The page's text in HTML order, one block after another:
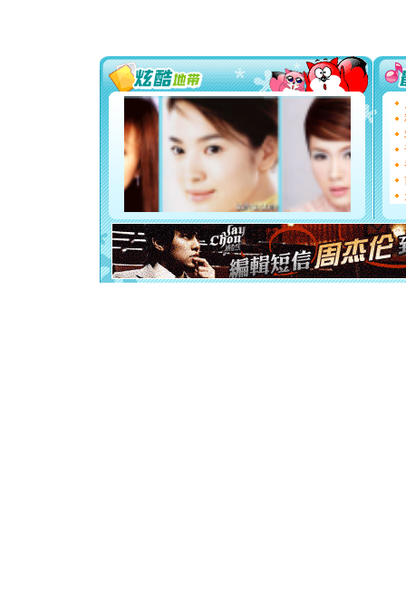
[圣诞节]
你太多，
要平安
[圣诞节]
能正大
都要快乐
[圣诞节]
如意,快
[元旦]
看
断电。
你是我
[元旦]如
起；二是
离。水晶
[元旦]当
泣，这痛